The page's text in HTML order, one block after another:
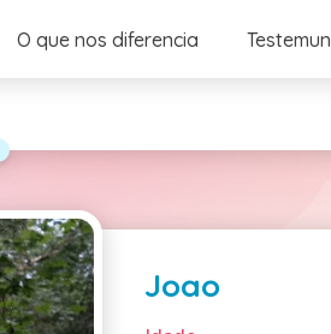
O que nos diferencia
Joao